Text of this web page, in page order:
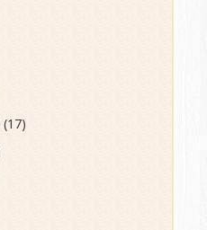
(17)